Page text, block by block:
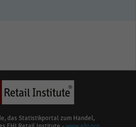
das Statistikportal zum Handel,